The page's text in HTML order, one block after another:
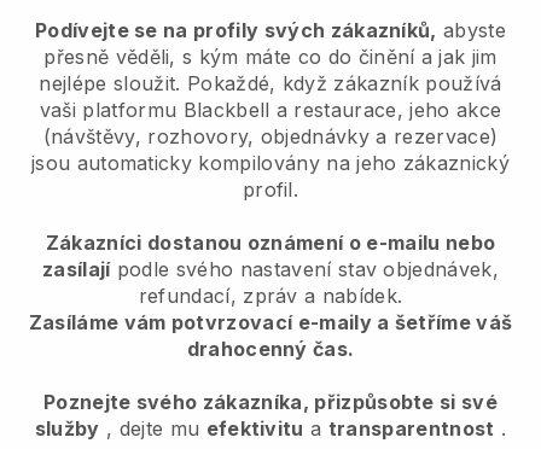
Podívejte se na profily svých zákazníků, abyste
přesně věděli, s kým máte co do činění a jak jim
nejlépe sloužit. Pokaždé, když zákazník používá
vaši platformu Blackbell a restaurace, jeho akce
(návštěvy, rozhovory, objednávky a rezervace)
jsou automaticky kompilovány na jeho zákaznický
profil.
Zákazníci dostanou oznámení o e-mailu nebo
zasílajípodle svého nastavení stav objednávek,
refundací, zpráv a nabídek.
Zasíláme vám potvrzovací e-maily a šetříme váš
drahocenný čas.
Poznejte svého zákazníka, přizpůsobte si své
služby , dejte mu efektivitu a transparentnost .